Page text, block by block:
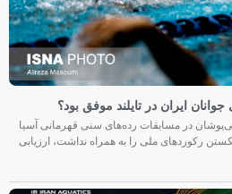
ایران در تایلند موفق بود؟
در مسابقات رده‌های سنی قهرمانی آسیا
شکستن رکوردهای ملی را به همراه نداشت، ارزیابی